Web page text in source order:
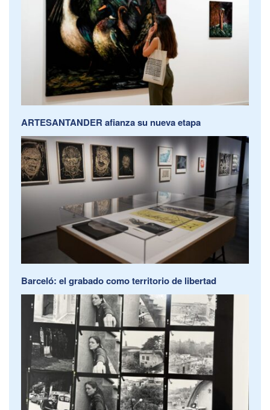
ARTESANTANDER afianza su nueva etapa
Barceló: el grabado como territorio de libertad